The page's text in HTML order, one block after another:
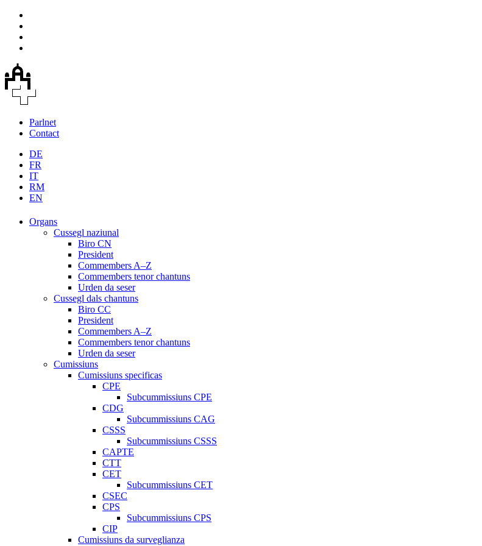
Parlnet
Contact
DE
FR
IT
RM
EN
Organs
Cussegl naziunal
Biro CN
President
Commembers A–Z
Commembers tenor chantuns
Urden da seser
Cussegl dals chantuns
Biro CC
President
Commembers A–Z
Commembers tenor chantuns
Urden da seser
Cumissiuns
Cumissiuns specificas
CPE
Subcummissiuns CPE
CDG
Subcummissiuns CAG
CSSS
Subcummissiuns CSSS
CAPTE
CTT
CET
Subcummissiuns CET
CSEC
CPS
Subcummissiuns CPS
CIP
Cumissiuns da surveglianza